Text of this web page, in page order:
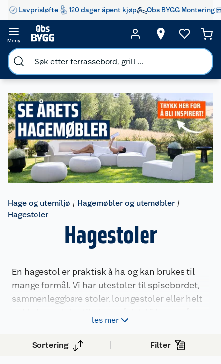
Lavprisløfte 120 dager åpent kjøp Obs BYGG Montering
Meny
Hage og utemiljø
Hagemøbler og utemøbler
Hagestoler
Hagestoler
En hagestol er praktisk å ha og kan brukes til
mange formål. Vi har utestoler til spisebordet,
sammenleggbare stoler, loungestoler eller helt
les mer
Sortering Filter